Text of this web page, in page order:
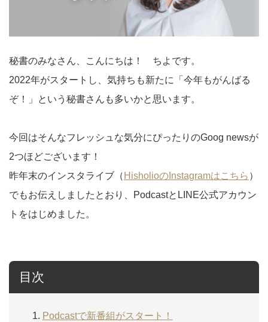
秘書のみなさん、こんにちは！ ちよです。
2022年がスタートし、気持ちも新たに「今年もがんばる
ぞ！」という秘書さんも多いかと思います。
今回はそんなフレッシュな気分にぴったりのGoog newsが
2つほどございます！
昨年末のインスタライブ（ HisholioのInstagramはこちら ）
でもお伝えしましたとおり、PodcastとLINE公式アカウン
トをはじめました。
目次
Podcastで新番組がスタート！